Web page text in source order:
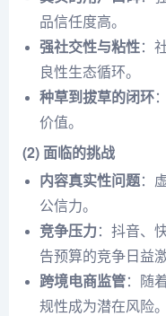
品信任度高。
强社交性与粘性：
良性生态循环。
种草到拔草的闭环
价值。
(2) 面临的挑战
内容真实性问题：
公信力。
竞争压力 ：抖音、
告预算的竞争日益激
跨境电商监管：随
规性成为潜在风险。